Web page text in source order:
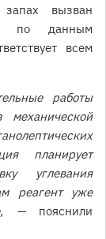
вызван
по данным
всем
работы
механической
планирует
углевания
реагент уже
—пояснили